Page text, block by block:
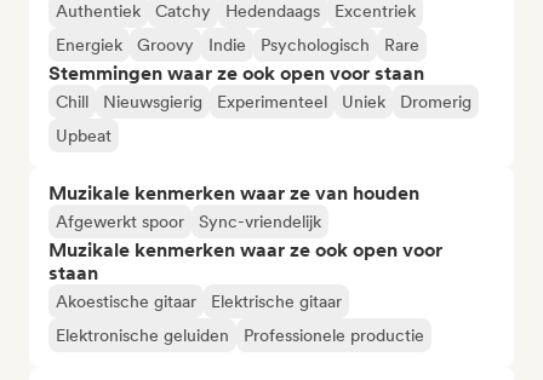
Authentiek Catchy Hedendaags
Excentriek
Energiek
Groovy Indie Psychologisch Rare
Stemmingen waar ze ook open voor staan
Chill Nieuwsgierig Experimenteel Uniek
Dromerig
Upbeat
Muzikale kenmerken waar ze van houden
Afgewerkt spoor Sync-vriendelijk
Muzikale kenmerken waar ze ook open voor
staan
Akoestische gitaar
Elektrische gitaar
Elektronische geluiden
Professionele productie